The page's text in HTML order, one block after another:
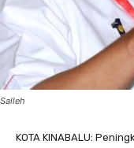
Salleh
KOTA KINABALU: